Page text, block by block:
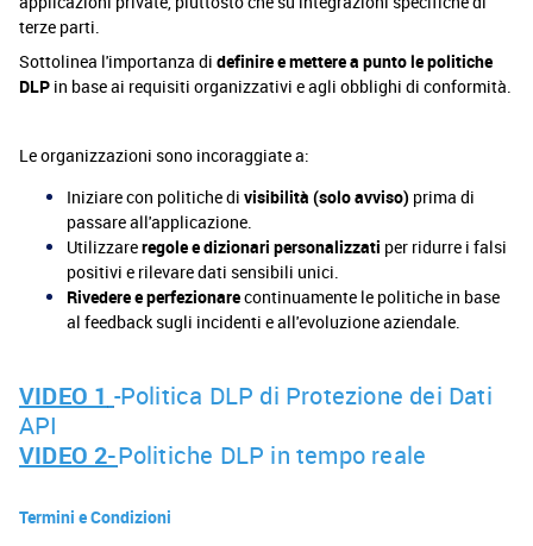
terze parti.
Sottolinea l'importanza di definire e mettere a punto le politiche
DLP in base ai requisiti organizzativi e agli obblighi di conformità.
Le organizzazioni sono incoraggiate a:
Iniziare con politiche di visibilità (solo avviso) prima di
passare all'applicazione.
Utilizzareregole e dizionari personalizzati per ridurre i falsi
positivi e rilevare dati sensibili unici.
Rivedere e perfezionarecontinuamente le politiche in base
al feedback sugli incidenti e all'evoluzione aziendale.
VIDEO 1 -Politica DLP di Protezione dei Dati
API
VIDEO 2-Politiche DLP in tempo reale
Termini e Condizioni